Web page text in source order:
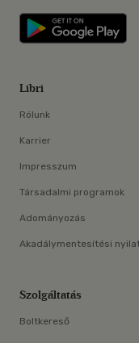
Libri
Rólunk
Karrier
Impresszum
Társadalmi programok
Adományozás
Akadálymentesítési
Szolgáltatás
Boltkereső